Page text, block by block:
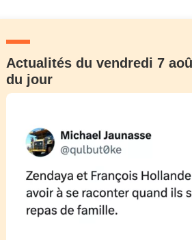
Actualités du vendredi 7
du jour